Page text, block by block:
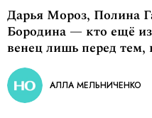
Дарья Мороз, Полина
Бородина — кто ещё
венец лишь перед тем,
АЛЛА МЕЛЬНИЧЕНКО